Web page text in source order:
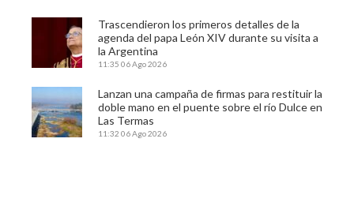
Trascendieron los primeros detalles de la
agenda del papa León XIV durante su visita a
la Argentina
11:35 06 Ago 2026
Lanzan una campaña de firmas para restituir la
doble mano en el puente sobre el río Dulce en
Las Termas
11:32 06 Ago 2026